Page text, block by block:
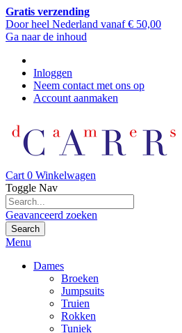
Gratis verzending
Door heel Nederland vanaf € 50,00
Ga naar de inhoud
Inloggen
Neem contact met ons op
Account aanmaken
Cart 0 Winkelwagen
Toggle Nav
Geavanceerd zoeken
Search
Menu
Dames
Broeken
Jumpsuits
Truien
Rokken
Tuniek